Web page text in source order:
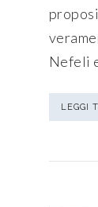
Nefeli
LEGGI